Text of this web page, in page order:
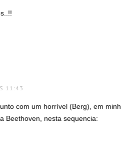
11:43
com um horrível (Berg), em
Beethoven, nesta sequencia: